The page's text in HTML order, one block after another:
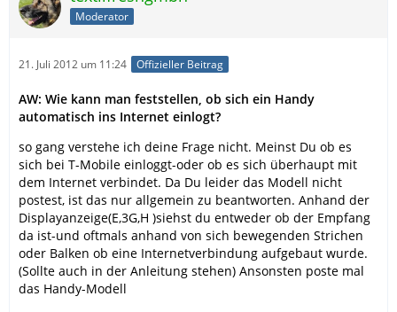
Moderator
21. Juli 2012 um 11:24 Offizieller Beitrag
AW: Wie kann man feststellen, ob sich ein Handy
automatisch ins Internet einlogt?
so gang verstehe ich deine Frage nicht. Meinst Du ob es
sich bei T-Mobile einloggt-oder ob es sich überhaupt mit
dem Internet verbindet. Da Du leider das Modell nicht
postest, ist das nur allgemein zu beantworten. Anhand der
Displayanzeige(E,3G,H )siehst du entweder ob der Empfang
da ist-und oftmals anhand von sich bewegenden Strichen
oder Balken ob eine Internetverbindung aufgebaut wurde.
(Sollte auch in der Anleitung stehen) Ansonsten poste mal
das Handy-Modell